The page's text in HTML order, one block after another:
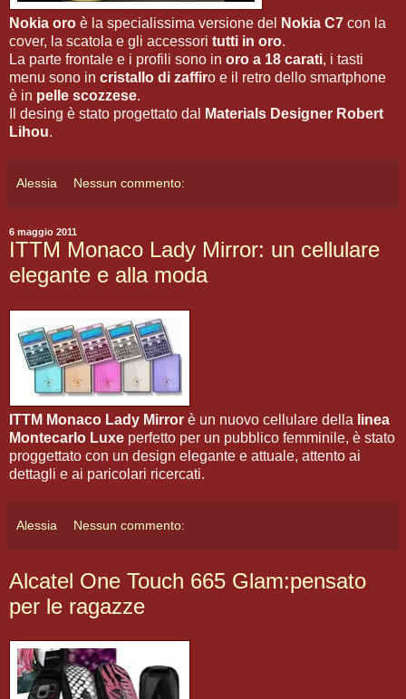
Nokia oro è la specialissima versione del Nokia C7 con la
cover, la scatola e gli accessori tutti in oro.
La parte frontale e i profili sono in oro a 18 carati, i tasti
menu sono in cristallo di zaffiro e il retro dello smartphone
è in pelle scozzese.
Il desing è stato progettato dal
Materials Designer Robert
Lihou.
Alessia Nessun commento:
6 maggio 2011
ITTM Monaco Lady Mirror: un cellulare
elegante e alla moda
ITTM Monaco Lady Mirror è un nuovo cellulare della linea
Montecarlo Luxe perfetto per un pubblico femminile, è stato
proggettato con un design elegante e attuale, attento ai
dettagli e ai paricolari ricercati.
Alessia Nessun commento:
Alcatel One Touch 665 Glam:pensato
per le ragazze